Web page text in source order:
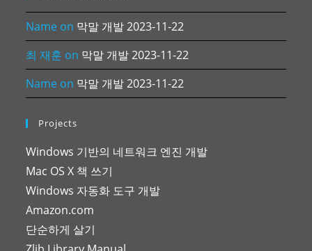
Name on 막말 개발 2023-11-22
최 재훈 on 막말 개발 2023-11-22
Name on 막말 개발 2023-11-22
Projects
Windows 기반의 네트워크 엔진 개발
Mac OS X 책 쓰기
Windows 자동화 도구 개발
Amazon.com
단순하게 살기